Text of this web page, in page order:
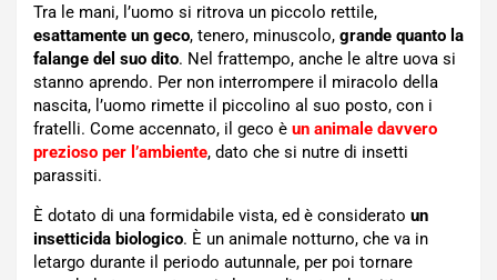
Tra le mani, l’uomo si ritrova un piccolo rettile,
esattamente un geco, tenero, minuscolo, grande quanto la
falange del suo dito. Nel frattempo, anche le altre uova si
stanno aprendo. Per non interrompere il miracolo della
nascita, l’uomo rimette il piccolino al suo posto, con i
fratelli. Come accennato, il geco è un animale davvero
prezioso per l’ambiente, dato che si nutre di insetti
parassiti.
È dotato di una formidabile vista, ed è considerato un
insetticida biologico. È un animale notturno, che va in
letargo durante il periodo autunnale, per poi tornare